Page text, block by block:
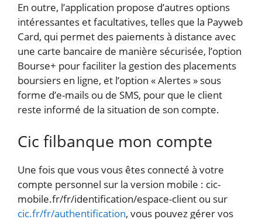
En outre, l’application propose d’autres options
intéressantes et facultatives, telles que la Payweb
Card, qui permet des paiements à distance avec
une carte bancaire de manière sécurisée, l’option
Bourse+ pour faciliter la gestion des placements
boursiers en ligne, et l’option « Alertes » sous
forme d’e-mails ou de SMS, pour que le client
reste informé de la situation de son compte.
Cic filbanque mon compte
Une fois que vous vous êtes connecté à votre
compte personnel sur la version mobile : cic-
mobile.fr/fr/identification/espace-client ou sur
cic.fr/fr/authentification, vous pouvez gérer vos